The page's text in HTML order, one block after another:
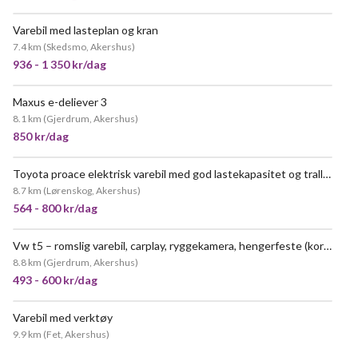
Varebil med lasteplan og kran
7.4 km (Skedsmo, Akershus)
936 - 1 350 kr/dag
Maxus e-deliever 3
8.1 km (Gjerdrum, Akershus)
850 kr/dag
VELDIG POPULÆR Toyota proace elektrisk varebil med god lastekapasitet og tralle (gratis parkering og bom i oslo!)
8.7 km (Lørenskog, Akershus)
564 - 800 kr/dag
VELDIG POPULÆR Vw t5 – romslig varebil, carplay, ryggekamera, hengerfeste (kort versjon)
8.8 km (Gjerdrum, Akershus)
493 - 600 kr/dag
Varebil med verktøy
9.9 km (Fet, Akershus)